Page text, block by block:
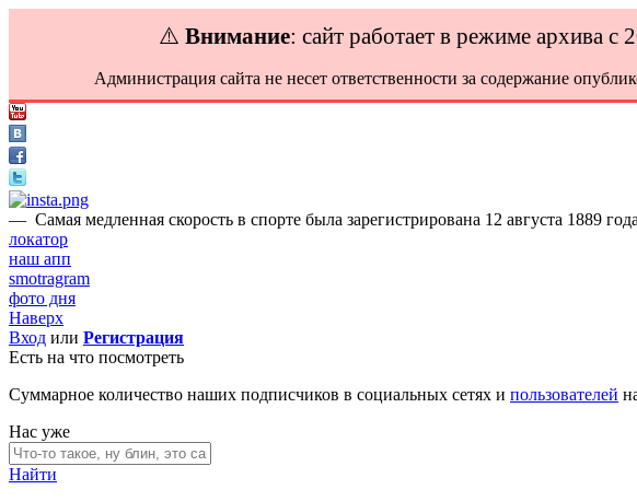
⚠️ Внимание: сайт работает в режиме архива
Администрация сайта не несет ответственности за содержание
— Самая медленная скорость в спорте была зарегистрирована 12 августа 1889
локатор
наш апп
smotragram
фото дня
Наверх
Вход или Регистрация
Есть на что посмотреть
Суммарное количество наших подписчиков в социальных сетях и пользователей
Нас уже
Найти